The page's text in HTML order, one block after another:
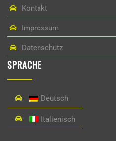
Kontakt
Impressum
Datenschutz
SPRACHE
Deutsch
Italienisch